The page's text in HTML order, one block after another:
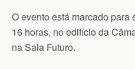
O evento está marcado para
16 horas, no edifício da
na Sala Futuro.